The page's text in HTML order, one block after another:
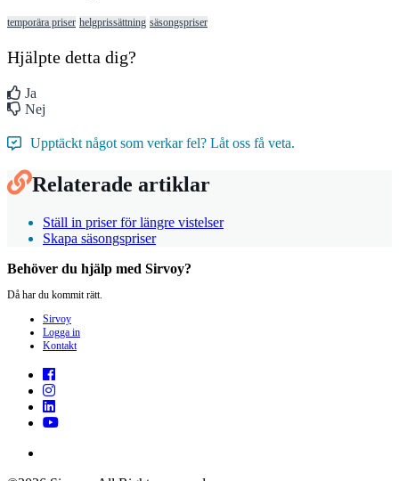
temporära priser helgprissättning säsongspriser
Hjälpte detta dig?
Ja
Nej
Upptäckt något som verkar fel? Låt oss få veta.
Relaterade artiklar
Ställ in priser för längre vistelser
Skapa säsongspriser
Behöver du hjälp med Sirvoy?
Då har du kommit rätt.
Sirvoy
Logga in
Kontakt